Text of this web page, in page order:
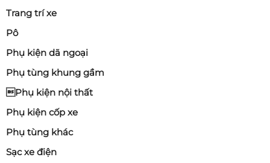
Trang trí xe
Pô
Phụ kiện dã ngoại
Phụ tùng khung gầm
Phụ kiện nội thất
Phụ kiện cốp xe
Phụ tùng khác
Sạc xe điện